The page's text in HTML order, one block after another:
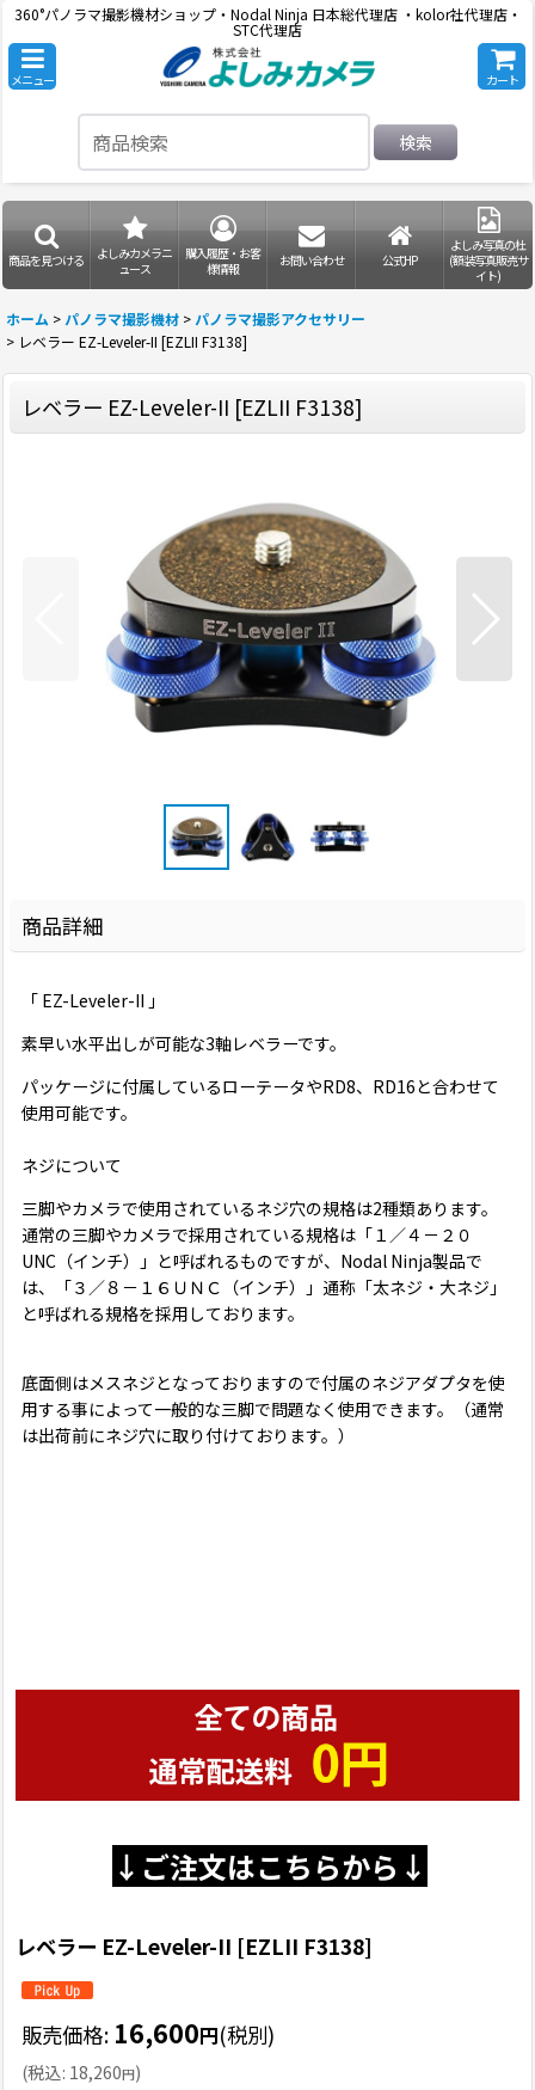
360°パノラマ撮影機材ショップ・Nodal Ninja 日本総代理店 ・kolor社代理店・
STC代理店
メニュー カート
検索
商品を見つける
よしみカメラニ
ュース
購入履歴・お客
様情報
お問い合わせ 公式HP
よしみ写真の杜
(額装写真販売サ
イト)
ホーム > パノラマ撮影機材 > パノラマ撮影アクセサリー
> レベラー EZ-Leveler-II [EZLII F3138]
レベラー EZ-Leveler-II [EZLII F3138]
商品詳細
「 EZ-Leveler-II 」
素早い水平出しが可能な3軸レベラーです。
パッケージに付属しているローテータやRD8、RD16と合わせて
使用可能です。
ネジについて
三脚やカメラで使用されているネジ穴の規格は2種類あります。
通常の三脚やカメラで採用されている規格は「１／４－２０
UNC（インチ）」と呼ばれるものですが、Nodal Ninja製品で
は、「３／８－１６ＵＮＣ（インチ）」通称「太ネジ・大ネジ」
と呼ばれる規格を採用しております。
底面側はメスネジとなっておりますので付属のネジアダプタを使
用する事によって一般的な三脚で問題なく使用できます。（通常
は出荷前にネジ穴に取り付けております。）
↓ご注文はこちらから↓
レベラー EZ-Leveler-II [EZLII F3138]
販売価格: 16,600円(税別)
(税込: 18,260円)